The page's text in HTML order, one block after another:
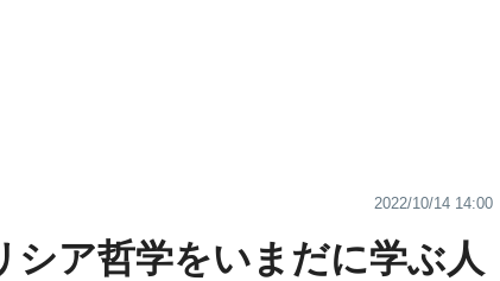
2022/10/14 14:00
シア哲学をいまだに学ぶ人